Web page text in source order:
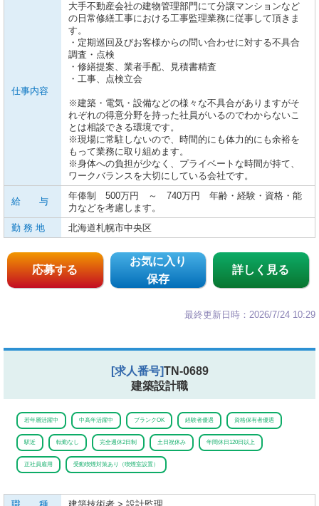
仕事内容
大手不動産会社の建物管理部門にて分譲マンションなど
の日常修繕工事における工事監理業務に従事して頂きま
す。
・定期巡回及びお客様からの問い合わせに対する不具合
調査・点検
・修繕提案、業者手配、見積書精査
・工事、点検立会
※建築・電気・設備などの様々な不具合がありますがそ
れぞれの得意分野を持った社員がいるのでわからないこ
とは相談できる環境です。
※現場に常駐しないので、時間的にも体力的にも余裕を
もって業務に取り組めます。
※身体への負担が少なく、プライベートな時間が持て、
ワークバランスを大切にしている会社です。
給 与
年俸制 500万円 ～ 740万円 年齢・経験・資格・能
力などを考慮します。
勤 務 地
北海道札幌市中央区
応募する
お気に入り
保存
詳しく見る
最終更新日時：2026/7/24 10:29
[求人番号]TN-0689
建築設計職
若年層活躍中 中高年活躍中 ブランクOK 経験者優遇 資格保有者優遇
駅近 転勤なし 完全週休2日制 土日祝休み 年間休日120日以上
正社員雇用 受動喫煙対策あり（喫煙室設置）